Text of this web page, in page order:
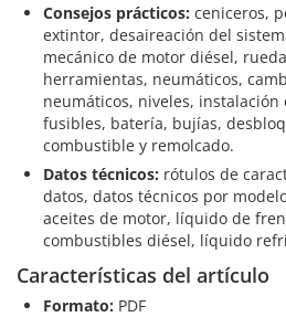
Consejos prácticos: ceniceros,
extintor, desaireación del
mecánico de motor diésel,
herramientas, neumáticos,
neumáticos, niveles,
fusibles, batería, bujías,
combustible y remolcado.
Datos técnicos: rótulos de
datos, datos técnicos por
aceites de motor, líquido de
combustibles diésel, líquido
Características del artículo
Formato: PDF